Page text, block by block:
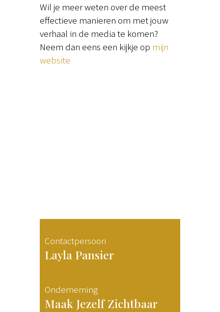
Wil je meer weten over de meest
effectieve manieren om met jouw
verhaal in de media te komen?
Neem dan eens een kijkje op mijn
website
Contactpersoon
Layla Pansier
Onderneming
Maak Jezelf Zichtbaar